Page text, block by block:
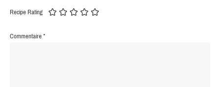
Recipe Rating
Commentaire*